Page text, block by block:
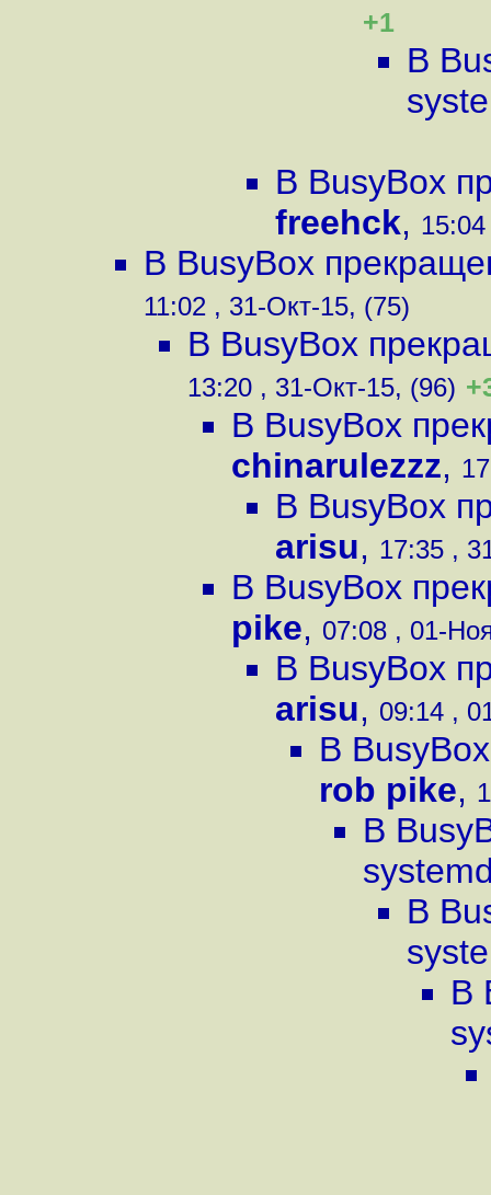
+1
В
В BusyBox
freehck,
В BusyBox
11:02 , 31-Окт-15, (75)
В BusyBox
13:20 , 31-Окт-15, (96)
В BusyBox
chinarulezzz,
В BusyBox
arisu, 17:35 ,
В BusyBox
pike, 07:08 , 01-
В BusyBox
arisu, 09:14 ,
В
rob pike,
В
В
В